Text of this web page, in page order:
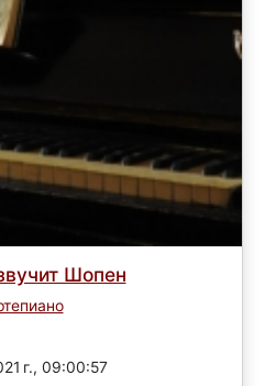
Шопен
г., 09:00:57